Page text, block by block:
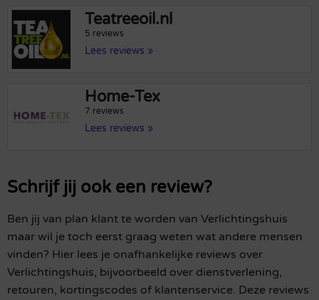
Teatreeoil.nl
5 reviews
Lees reviews »
Home-Tex
7 reviews
Lees reviews »
Schrijf jij ook een review?
Ben jij van plan klant te worden van Verlichtingshuis
maar wil je toch eerst graag weten wat andere mensen
vinden? Hier lees je onafhankelijke reviews over
Verlichtingshuis, bijvoorbeeld over dienstverlening,
retouren, kortingscodes of klantenservice. Deze reviews